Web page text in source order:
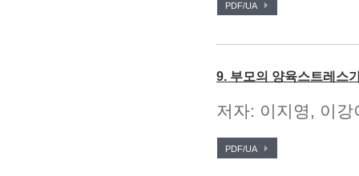
PDF/UA
9. 부모의 양육스트레스
저자: 이지영, 이
PDF/UA